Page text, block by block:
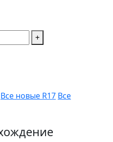
+
Все новые R17 Все